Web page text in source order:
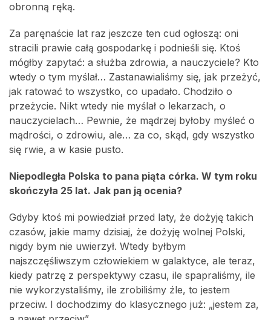
obronną ręką.
Za paręnaście lat raz jeszcze ten cud ogłoszą: oni
stracili prawie całą gospodarkę i podnieśli się. Ktoś
mógłby zapytać: a służba zdrowia, a nauczyciele? Kto
wtedy o tym myślał… Zastanawialiśmy się, jak przeżyć,
jak ratować to wszystko, co upadało. Chodziło o
przeżycie. Nikt wtedy nie myślał o lekarzach, o
nauczycielach… Pewnie, że mądrzej byłoby myśleć o
mądrości, o zdrowiu, ale… za co, skąd, gdy wszystko
się rwie, a w kasie pusto.
Niepodległa Polska to pana piąta córka. W tym roku
skończyła 25 lat. Jak pan ją ocenia?
Gdyby ktoś mi powiedział przed laty, że dożyję takich
czasów, jakie mamy dzisiaj, że dożyję wolnej Polski,
nigdy bym nie uwierzył. Wtedy byłbym
najszczęśliwszym człowiekiem w galaktyce, ale teraz,
kiedy patrzę z perspektywy czasu, ile spapraliśmy, ile
nie wykorzystaliśmy, ile zrobiliśmy źle, to jestem
przeciw. I dochodzimy do klasycznego już: „jestem za,